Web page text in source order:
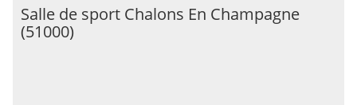
Salle de sport Chalons En Champagne
(51000)